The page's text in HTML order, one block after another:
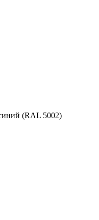
(RAL 5002)